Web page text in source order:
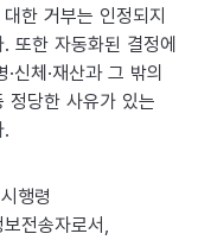
한 거부는 인정되지
또한 자동화된 결정에
신체·재산과 그 밖의
정당한 사유가 있는
.
행령
전송자로서,